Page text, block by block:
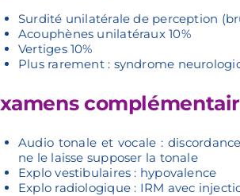
Surdité unilatérale de perception
Acouphènes unilatéraux 10%
Vertiges 10%
Plus rarement : syndrome
Audio tonale et vocale :
ne le laisse supposer la tonale
Explo vestibulaires : hypovalence
Explo radiologique : IRM avec